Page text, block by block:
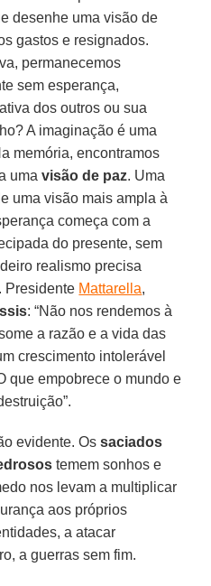
desenhe uma visão de
gastos e resignados.
permanecemos
sem esperança,
dos outros ou sua
A imaginação é uma
memória, encontramos
umavisão de paz. Uma
uma visão mais ampla à
começa com a
do presente, sem
realismo precisa
Presidente Mattarella,
: “Não nos rendemos à
a razão e a vida das
crescimento intolerável
que empobrece o mundo e
evidente. Ossaciados
temem sonhos e
nos levam a multiplicar
aos próprios
a atacar
a guerras sem fim.